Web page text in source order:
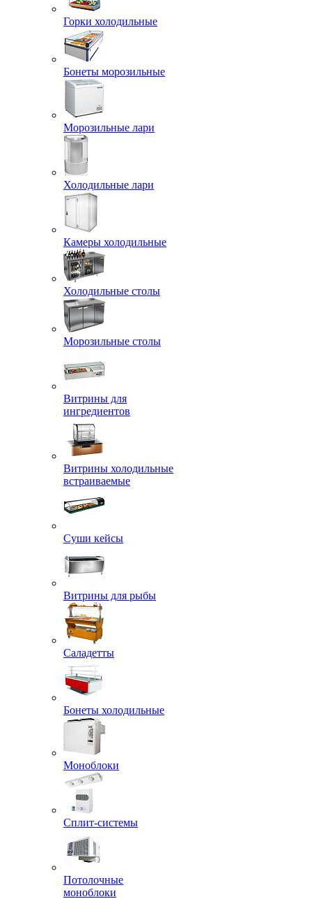
Горки холодильные
Бонеты морозильные
Морозильные лари
Холодильные лари
Камеры холодильные
Холодильные столы
Морозильные столы
Витрины для
ингредиентов
Витрины холодильные
встраиваемые
Суши кейсы
Витрины для рыбы
Саладетты
Бонеты холодильные
Моноблоки
Сплит-системы
Потолочные
моноблоки